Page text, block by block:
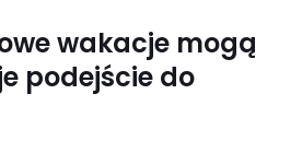
wakacje mogą
podejście do